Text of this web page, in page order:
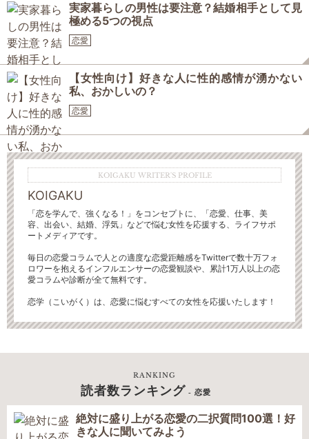
実家暮らしの男性は要注意？結婚相手として見
極める5つの視点
恋愛
【女性向け】好きな人に性的感情が湧かない
私、おかしいの？
恋愛
KOIGAKU WRITER'S PROFILE
KOIGAKU
「恋を学んで、強くなる！」をコンセプトに、「恋愛、仕事、美
容、出会い、結婚、浮気」などで悩む女性を応援する、ライフサポ
ートメディアです。
毎日の恋愛コラムで人との適度な恋愛距離感をTwitterで数十万フォ
ロワーを抱えるインフルエンサーの恋愛観談や、累計1万人以上の恋
愛コラムや診断が全て無料です。
恋学（こいがく）は、恋愛に悩むすべての女性を応援いたします！
RANKING
読者数ランキング - 恋愛
絶対に盛り上がる恋愛の二択質問100選！好
きな人に聞いてみよう